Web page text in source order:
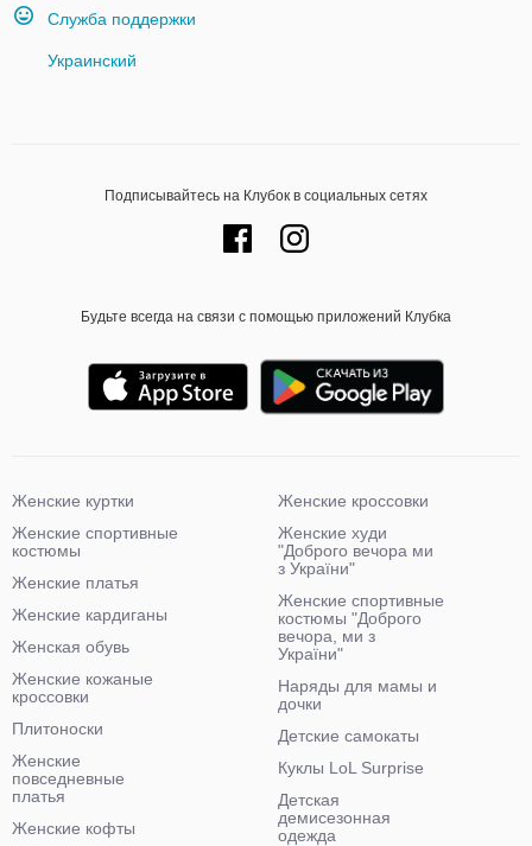
Служба поддержки
Украинский
Подписывайтесь на Клубок в социальных сетях
Будьте всегда на связи с помощью приложений Клубка
Женские куртки
Женские спортивные
костюмы
Женские платья
Женские кардиганы
Женская обувь
Женские кожаные
кроссовки
Плитоноски
Женские
повседневные
платья
Женские кофты
Женские кроссовки
Женские худи
"Доброго вечора ми
з України"
Женские спортивные
костюмы "Доброго
вечора, ми з
України"
Наряды для мамы и
дочки
Детские самокаты
Куклы LoL Surprise
Детская
демисезонная
одежда